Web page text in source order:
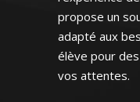
propose un
adapté aux
élève pour
vos attentes.